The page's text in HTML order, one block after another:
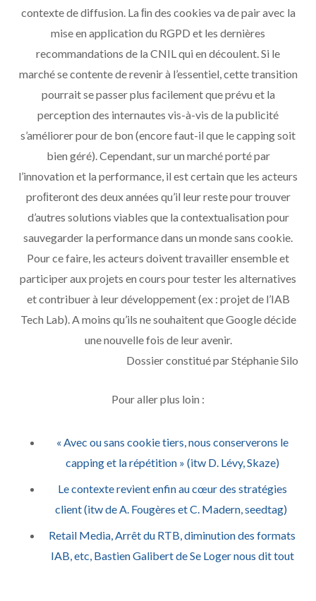
contexte de diffusion. La ﬁn des cookies va de pair avec la
mise en application du RGPD et les dernières
recommandations de la CNIL qui en découlent. Si le
marché se contente de revenir à l’essentiel, cette transition
pourrait se passer plus facilement que prévu et la
perception des internautes vis-à-vis de la publicité
s’améliorer pour de bon (encore faut-il que le capping soit
bien géré). Cependant, sur un marché porté par
l’innovation et la performance, il est certain que les acteurs
proﬁteront des deux années qu’il leur reste pour trouver
d’autres solutions viables que la contextualisation pour
sauvegarder la performance dans un monde sans cookie.
Pour ce faire, les acteurs doivent travailler ensemble et
participer aux projets en cours pour tester les alternatives
et contribuer à leur développement (ex : projet de l’IAB
Tech Lab). A moins qu’ils ne souhaitent que Google décide
une nouvelle fois de leur avenir.
Dossier constitué par Stéphanie Silo
Pour aller plus loin :
« Avec ou sans cookie tiers, nous conserverons le
capping et la répétition » (itw D. Lévy, Skaze)
Le contexte revient enfin au cœur des stratégies
client (itw de A. Fougères et C. Madern, seedtag)
Retail Media, Arrêt du RTB, diminution des formats
IAB, etc, Bastien Galibert de Se Loger nous dit tout